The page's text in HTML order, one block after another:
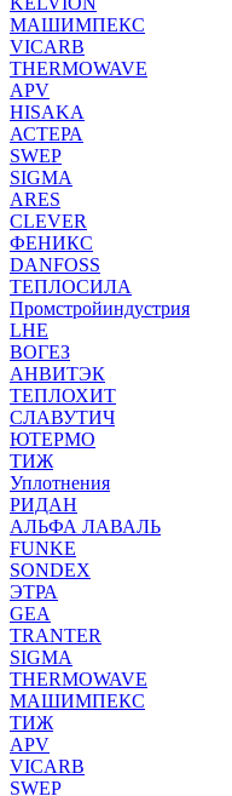
МАШИМПЕКС
VICARB
THERMOWAVE
APV
HISAKA
АСТЕРА
SWEP
SIGMA
ARES
CLEVER
ФЕНИКС
DANFOSS
ТЕПЛОСИЛА
Промстройиндустрия
LHE
ВОГЕЗ
АНВИТЭК
ТЕПЛОХИТ
СЛАВУТИЧ
ЮТЕРМО
ТИЖ
Уплотнения
РИДАН
АЛЬФА ЛАВАЛЬ
FUNKE
SONDEX
ЭТРА
GEA
TRANTER
SIGMA
THERMOWAVE
МАШИМПЕКС
ТИЖ
APV
VICARB
SWEP